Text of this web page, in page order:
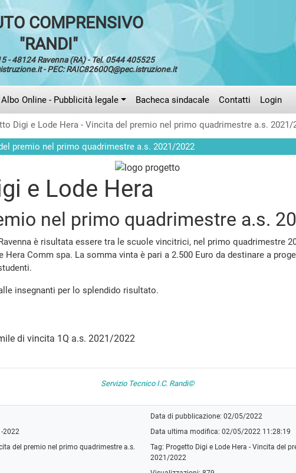
COMPRENSIVO
"RANDI"
- 48124 Ravenna (RA) - Tel. 0544 405525
- PEC: RAIC82600Q@pec.istruzione.it
Albo Online - Pubblicità legale Bacheca sindacale Contatti Login
Digi e Lode Hera - Vincita del premio nel primo quadrimestre a.s. 2021/
premio nel primo quadrimestre a.s. 2021/2022
e Lode Hera
nel primo quadrimestre a.s.
è risultata essere tra le scuole vincitrici, nel primo quadrimestre
Hera Comm spa. La somma vinta è pari a 2.500 Euro da destinare a
insegnanti per lo splendido risultato.
di vincita 1Q a.s. 2021/2022
Servizio Tecnico I.C. Randi©
Data di pubblicazione: 02/05/2022
2022
Data ultima modifica: 02/05/2022 11:28:19
del premio nel primo quadrimestre a.s.
Tag: Progetto Digi e Lode Hera - Vincita del
2021/2022